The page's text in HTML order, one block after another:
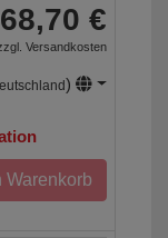
€
Versandkosten
)
Warenkorb